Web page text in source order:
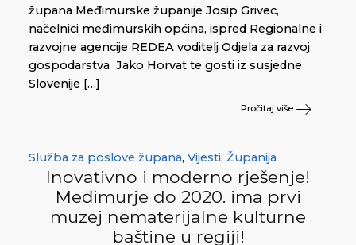
župana Međimurske županije Josip Grivec,
načelnici međimurskih općina, ispred Regionalne i
razvojne agencije REDEA voditelj Odjela za razvoj
gospodarstva Jako Horvat te gosti iz susjedne
Slovenije […]
Pročitaj više
Služba za poslove župana, Vijesti, Županija
Inovativno i moderno rješenje!
Međimurje do 2020. ima prvi
muzej nematerijalne kulturne
baštine u regiji!